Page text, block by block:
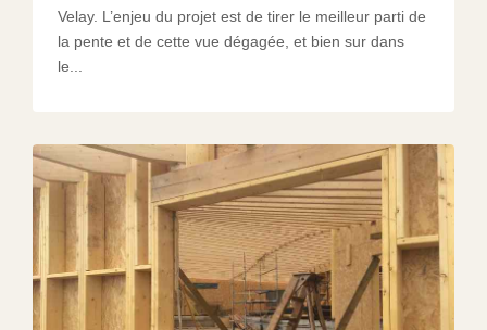
Velay. L’enjeu du projet est de tirer le meilleur parti de
la pente et de cette vue dégagée, et bien sur dans
le...